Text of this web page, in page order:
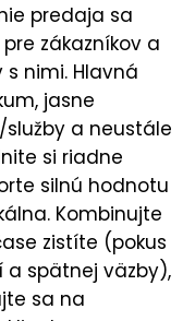
predaja sa
zákazníkov a
nimi. Hlavná
, jasne
a neustále
si riadne
silnú hodnotu
Kombinujte
zistíte (pokus
a spätnej väzby),
sa na